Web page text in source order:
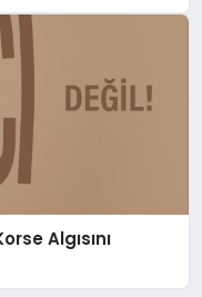
Algısını